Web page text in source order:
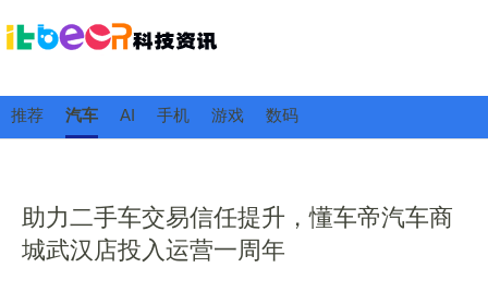
推荐 汽车 AI 手机 游戏 数码
助力二手车交易信任提升，懂车帝汽车商
城武汉店投入运营一周年